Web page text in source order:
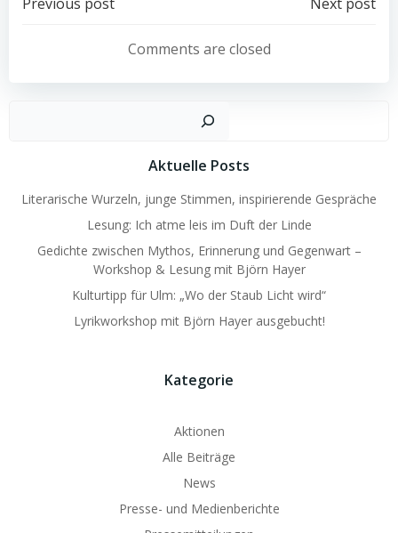
Post
navigation
Previous post
navigation
Next post
Comments are closed
Aktuelle Posts
Literarische Wurzeln, junge Stimmen, inspirierende Gespräche
Lesung: Ich atme leis im Duft der Linde
Gedichte zwischen Mythos, Erinnerung und Gegenwart –
Workshop & Lesung mit Björn Hayer
Kulturtipp für Ulm: „Wo der Staub Licht wird“
Lyrikworkshop mit Björn Hayer ausgebucht!
Kategorie
Aktionen
Alle Beiträge
News
Presse- und Medienberichte